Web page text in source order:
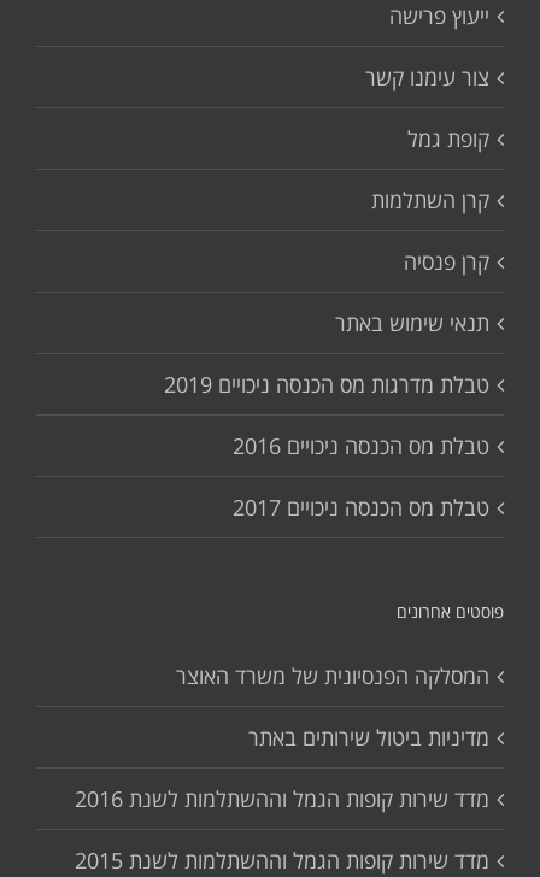
ייעוץ פרישה
צור עימנו קשר
קופת גמל
קרן השתלמות
קרן פנסיה
תנאי שימוש באתר
טבלת מדרגות מס הכנסה ניכויים 2019
טבלת מס הכנסה ניכויים 2016
טבלת מס הכנסה ניכויים 2017
פוסטים אחרונים
המסלקה הפנסיונית של משרד האוצר
מדיניות ביטול שירותים באתר
מדד שירות קופות הגמל וההשתלמות לשנת 2016
מדד שירות קופות הגמל וההשתלמות לשנת 2015